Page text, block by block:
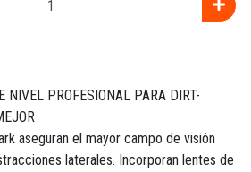
NIVEL PROFESIONAL PARA DIRT-
aseguran el mayor campo de visión
laterales. Incorporan lentes de